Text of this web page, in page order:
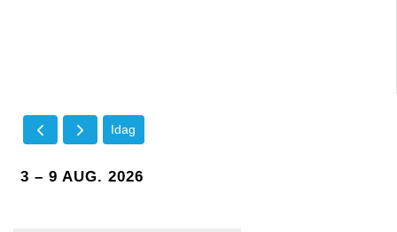
Idag
3 – 9 AUG. 2026